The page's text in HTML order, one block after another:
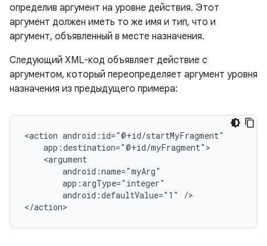
определив аргумент на уровне действия. Этот
аргумент должен иметь то же имя и тип, что и
аргумент, объявленный в месте назначения.
Следующий XML-код объявляет действие с
аргументом, который переопределяет аргумент уровня
назначения из предыдущего примера:
<action
android:defaultValue="1"
/>